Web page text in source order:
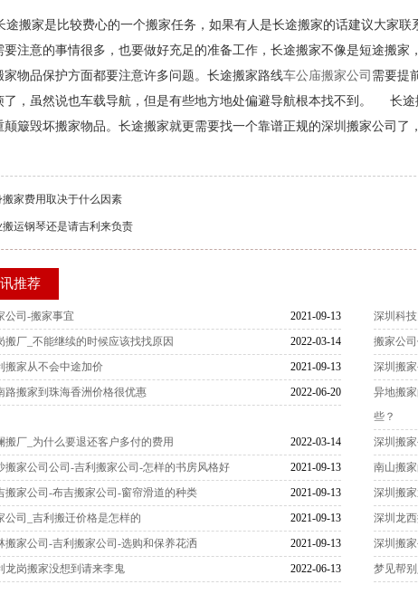
搬家是比较费心的一个搬家任务，如果有人是长途搬家的话建议大家联
要注意的事情很多，也要做好充足的准备工作，长途搬家不像是短途搬家
家物品保护方面都要注意许多问题。长途搬家路线车公庙搬家公司 需要提
，虽然说也车载导航，但是有些地方地处偏避导航根本找不到。
长途
颠簸毁坏搬家物品。长途搬家就更需要找一个靠谱正规的深圳搬家公司了
搬家费用取决于什么因素
搬运钢琴还是请吉利来负责
推荐
2021-09-13
公司-搬家事宜
深圳科
2022-03-14
搬厂_不能继续的时候应该找找原因
搬家公
2021-09-13
搬家从不会中途加价
深圳搬
2022-06-20
路搬家到珠海香洲价格很优惠
异地搬
些？
2022-03-14
搬厂_为什么要退还客户多付的费用
深圳搬
2021-09-13
搬家公司公司-吉利搬家公司-怎样的书房风格好
南山搬
2021-09-13
搬家公司-布吉搬家公司-窗帘滑道的种类
深圳搬
2021-09-13
公司_吉利搬迁价格是怎样的
深圳龙
2021-09-13
搬家公司-吉利搬家公司-选购和保养花洒
深圳搬
2022-06-13
龙岗搬家没想到请来李鬼 梦见帮